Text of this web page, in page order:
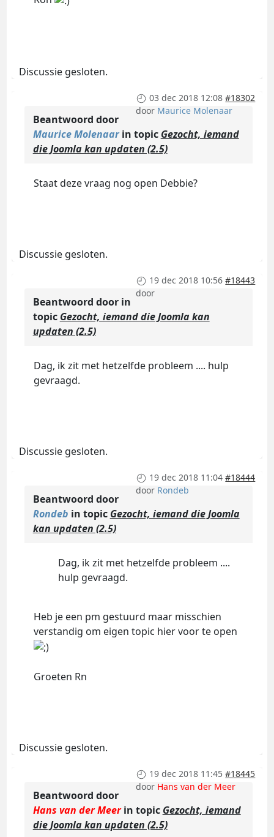
Discussie gesloten.
03 dec 2018 12:08 #18302
door Maurice Molenaar
Beantwoord door
Maurice Molenaarin topic Gezocht, iemand
die Joomla kan updaten (2.5)
Staat deze vraag nog open Debbie?
Discussie gesloten.
19 dec 2018 10:56 #18443
door
Beantwoord door in
topic Gezocht, iemand die Joomla kan
updaten (2.5)
Dag, ik zit met hetzelfde probleem .... hulp
gevraagd.
Discussie gesloten.
19 dec 2018 11:04 #18444
door Rondeb
Beantwoord door
Rondeb in topic Gezocht, iemand die Joomla
kan updaten (2.5)
Dag, ik zit met hetzelfde probleem ....
hulp gevraagd.
Heb je een pm gestuurd maar misschien
verstandig om eigen topic hier voor te open
Groeten Rn
Discussie gesloten.
19 dec 2018 11:45 #18445
door Hans van der Meer
Beantwoord door
Hans van der Meerin topic Gezocht, iemand
die Joomla kan updaten (2.5)